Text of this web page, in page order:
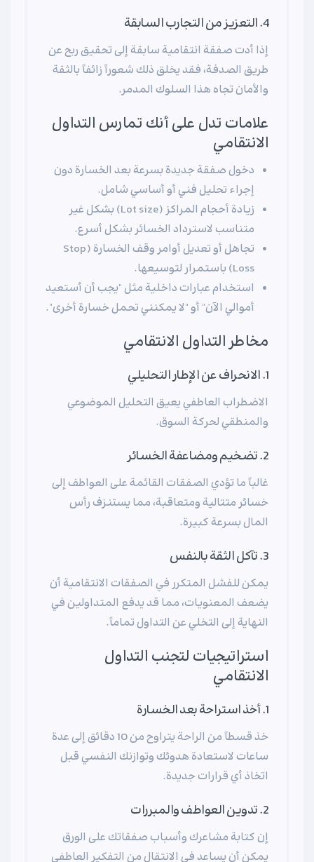
4. التعزيز من التجارب السابقة
إذا أدت صفقة انتقامية سابقة إلى تحقيق ربح عن
طريق الصدفة، فقد يخلق ذلك شعوراً زائفاً بالثقة
والأمان تجاه هذا السلوك المدمر.
علامات تدل على أنك تمارس التداول
الانتقامي
دخول صفقة جديدة بسرعة بعد الخسارة دون
إجراء تحليل فني أو أساسي شامل.
زيادة أحجام المراكز (Lot size) بشكل غير
متناسب لاسترداد الخسائر بشكل أسرع.
تجاهل أو تعديل أوامر وقف الخسارة (Stop
Loss) باستمرار لتوسيعها.
استخدام عبارات داخلية مثل "يجب أن أستعيد
أموالي الآن" أو "لا يمكنني تحمل خسارة أخرى".
مخاطر التداول الانتقامي
1. الانحراف عن الإطار التحليلي
الاضطراب العاطفي يعيق التحليل الموضوعي
والمنطقي لحركة السوق.
2. تضخيم ومضاعفة الخسائر
غالباً ما تؤدي الصفقات القائمة على العواطف إلى
خسائر متتالية ومتعاقبة، مما يستنزف رأس
المال بسرعة كبيرة.
3. تآكل الثقة بالنفس
يمكن للفشل المتكرر في الصفقات الانتقامية أن
يضعف المعنويات، مما قد يدفع المتداولين في
النهاية إلى التخلي عن التداول تماماً.
استراتيجيات لتجنب التداول
الانتقامي
1. أخذ استراحة بعد الخسارة
خذ قسطاً من الراحة يتراوح من 10 دقائق إلى عدة
ساعات لاستعادة هدوئك وتوازنك النفسي قبل
اتخاذ أي قرارات جديدة.
2. تدوين العواطف والمبررات
إن كتابة مشاعرك وأسباب صفقاتك على الورق
يمكن أن يساعد في الانتقال من التفكير العاطفي